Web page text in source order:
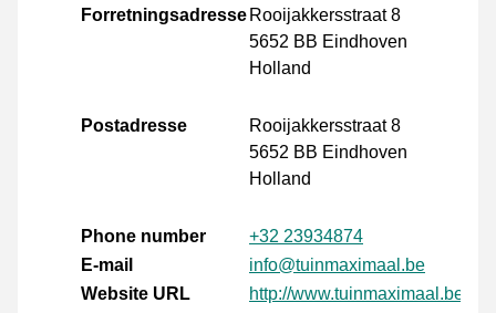
Forretningsadresse Rooijakkersstraat 8
5652 BB Eindhoven
Holland
Postadresse
Rooijakkersstraat 8
5652 BB Eindhoven
Holland
Phone number
+32 23934874
E-mail
info@tuinmaximaal.be
Website URL
http://www.tuinmaximaal.be/